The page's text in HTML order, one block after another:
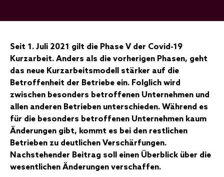
Seit 1. Juli 2021 gilt die Phase V der Covid-19
Kurzarbeit. Anders als die vorherigen Phasen, geht
das neue Kurzarbeitsmodell stärker auf die
Betroffenheit der Betriebe ein. Folglich wird
zwischen besonders betroffenen Unternehmen und
allen anderen Betrieben unterschieden. Während es
für die besonders betroffenen Unternehmen kaum
Änderungen gibt, kommt es bei den restlichen
Betrieben zu deutlichen Verschärfungen.
Nachstehender Beitrag soll einen Überblick über die
wesentlichen Änderungen verschaffen.